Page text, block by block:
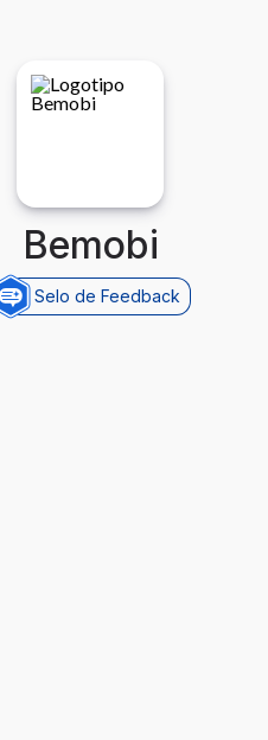
Bemobi
Selo de Feedback